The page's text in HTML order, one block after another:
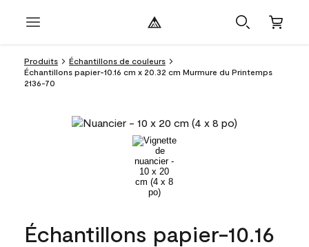
Produits
Échantillons de couleurs
Échantillons papier-10.16 cm x 20.32 cm Murmure du Printemps
2136-70
Échantillons papier-10.16